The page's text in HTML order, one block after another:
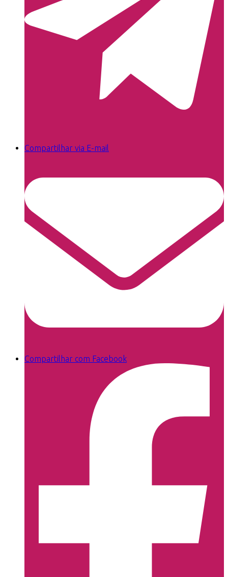
Compartilhar via E-mail
Compartilhar com Facebook